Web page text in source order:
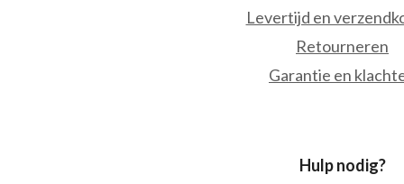
Levertijd en
Retourneren
Garantie en
Hulp nodig?